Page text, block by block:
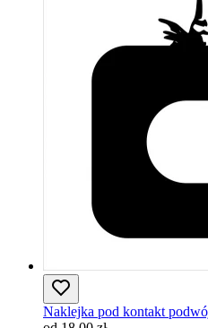
Naklejka pod kontakt